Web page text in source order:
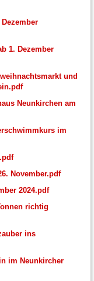
1. Dezember
und
Neunkirchen am
im
November.pdf
2024.pdf
richtig
ins
im Neunkircher